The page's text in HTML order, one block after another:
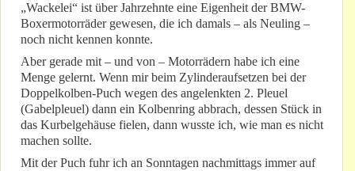
„Wackelei“ ist über Jahrzehnte eine Eigenheit der BMW-
Boxermotorräder gewesen, die ich damals – als Neuling –
noch nicht kennen konnte.
Aber gerade mit – und von – Motorrädern habe ich eine
Menge gelernt. Wenn mir beim Zylinderaufsetzen bei der
Doppelkolben-Puch wegen des angelenkten 2. Pleuel
(Gabelpleuel) dann ein Kolbenring abbrach, dessen Stück in
das Kurbelgehäuse fielen, dann wusste ich, wie man es nicht
machen sollte.
Mit der Puch fuhr ich an Sonntagen nachmittags immer auf